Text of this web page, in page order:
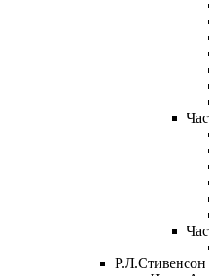
Р.Л.Стивенсон